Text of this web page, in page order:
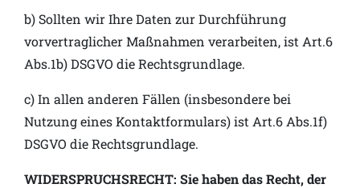
b) Sollten wir Ihre Daten zur Durchführung
vorvertraglicher Maßnahmen verarbeiten, ist Art.6
Abs.1b) DSGVO die Rechtsgrundlage.
c) In allen anderen Fällen (insbesondere bei
Nutzung eines Kontaktformulars) ist Art.6 Abs.1f)
DSGVO die Rechtsgrundlage.
WIDERSPRUCHSRECHT: Sie haben das Recht, der